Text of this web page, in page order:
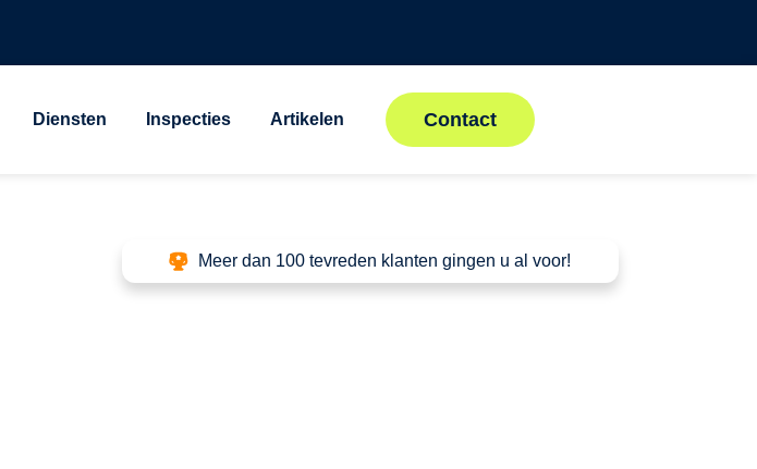
Diensten Inspecties Artikelen Contact
Meer dan 100 tevreden klanten gingen u al voor!